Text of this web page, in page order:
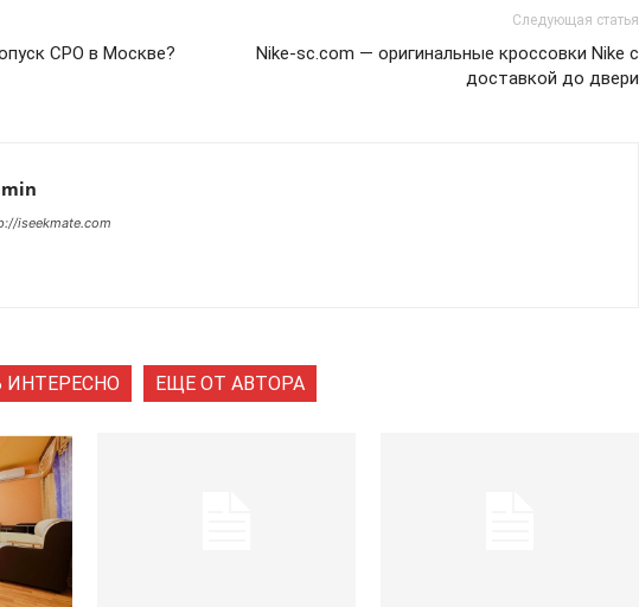
СРО в Москве?
Следующая статья
Nike-sc.com — оригинальные кроссовки Nike с
доставкой до двери
iseekmate.com
ЕЩЕ ОТ АВТОРА